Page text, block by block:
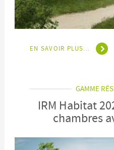
EN SAVOIR PLUS...
GAMME
IRM Habitat
chambres